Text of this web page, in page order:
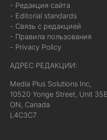
- Редакция сайта
- Editorial standards
- Связь с редакцией
- Правила пользования
- Privacy Policy
АДРЕС РЕДАКЦИИ:
Media Plus Solutions Inc,
10520 Yonge Street, Unit
ON, Canada
L4C3C7